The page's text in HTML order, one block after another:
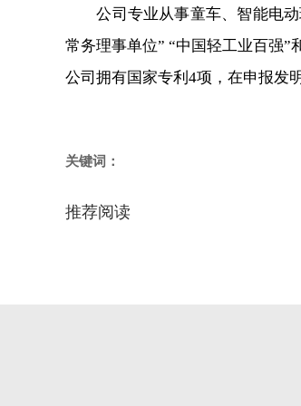
公司专业从事童车、智能电动
常务理事单位” “中国轻工业百强”
公司拥有国家专利4项，在申报发
关键词：
推荐阅读